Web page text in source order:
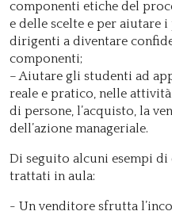
componenti etiche del
e delle scelte e per aiutare
dirigenti a diventare
componenti;
– Aiutare gli studenti ad
reale e pratico, nelle
di persone, l’acquisto, la
dell’azione manageriale.
Di seguito alcuni esempi
trattati in aula:
- Un venditore sfrutta